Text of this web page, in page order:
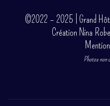
©2022 – 2025 | Grand
Création Nina
Photos